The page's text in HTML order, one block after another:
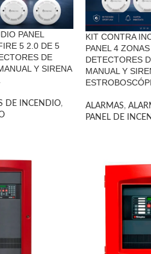
PANEL
5 2.0 DE 5
DE
Y SIRENA
DE INCENDIO,
KIT CONTRA
PANEL 4
DETECTORES
MANUAL Y
ALARMAS,
PANEL DE